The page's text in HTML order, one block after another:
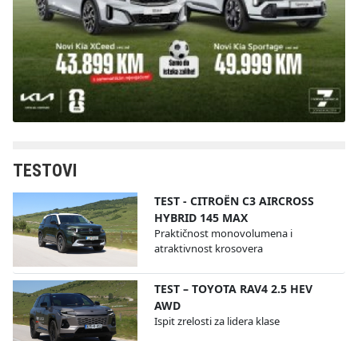
TESTOVI
TEST - CITROËN C3 AIRCROSS
HYBRID 145 MAX
Praktičnost monovolumena i
atraktivnost krosovera
TEST – TOYOTA RAV4 2.5 HEV
AWD
Ispit zrelosti za lidera klase